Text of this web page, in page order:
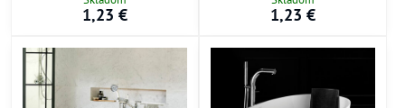
1,23 € 1,23 €